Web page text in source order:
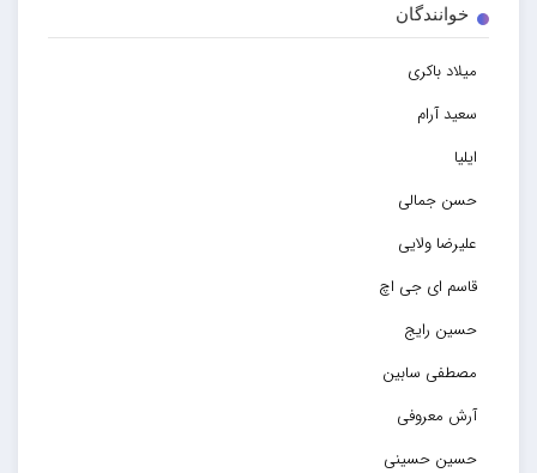
خوانندگان
میلاد باکری
سعید آرام
ایلیا
حسن جمالی
علیرضا ولایی
قاسم ای جی اچ
حسین رایج
مصطفی سابین
آرش معروفی
حسین حسینی